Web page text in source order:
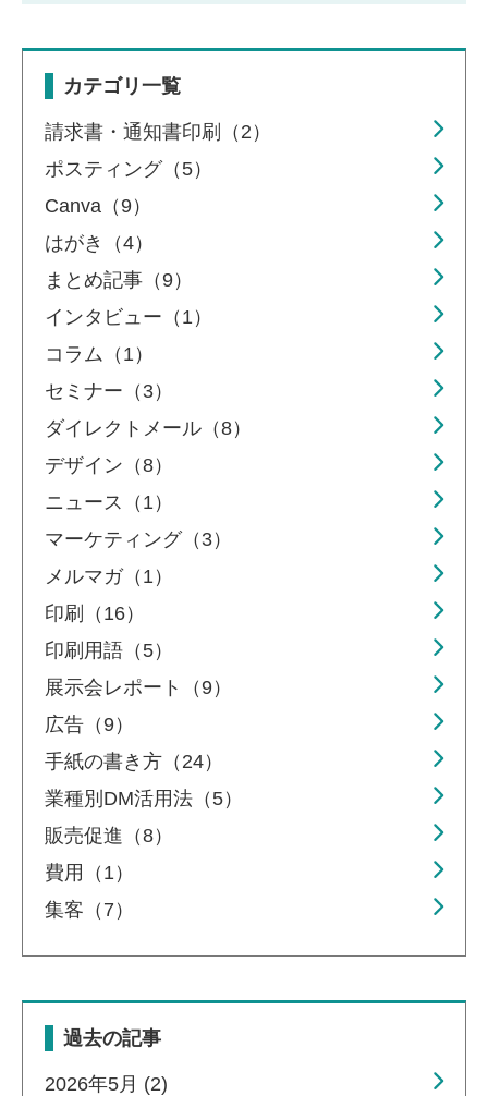
カテゴリ一覧
請求書・通知書印刷（2）
ポスティング（5）
Canva（9）
はがき（4）
まとめ記事（9）
インタビュー（1）
コラム（1）
セミナー（3）
ダイレクトメール（8）
デザイン（8）
ニュース（1）
マーケティング（3）
メルマガ（1）
印刷（16）
印刷用語（5）
展示会レポート（9）
広告（9）
手紙の書き方（24）
業種別DM活用法（5）
販売促進（8）
費用（1）
集客（7）
過去の記事
2026年5月 (2)